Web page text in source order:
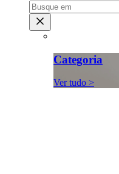
Categoria
Ver tudo >